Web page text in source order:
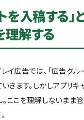
を入稿する
理解する
イ広告では、「広告グル
きます。しかしアプリキ
ここを理解しないまま管